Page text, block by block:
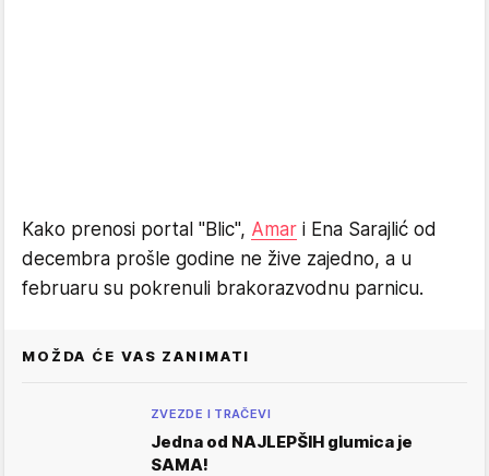
Kako prenosi portal "Blic", Amar i Ena Sarajlić od
decembra prošle godine ne žive zajedno, a u
februaru su pokrenuli brakorazvodnu parnicu.
MOŽDA ĆE VAS ZANIMATI
ZVEZDE I TRAČEVI
Jedna od NAJLEPŠIH glumica je
SAMA!